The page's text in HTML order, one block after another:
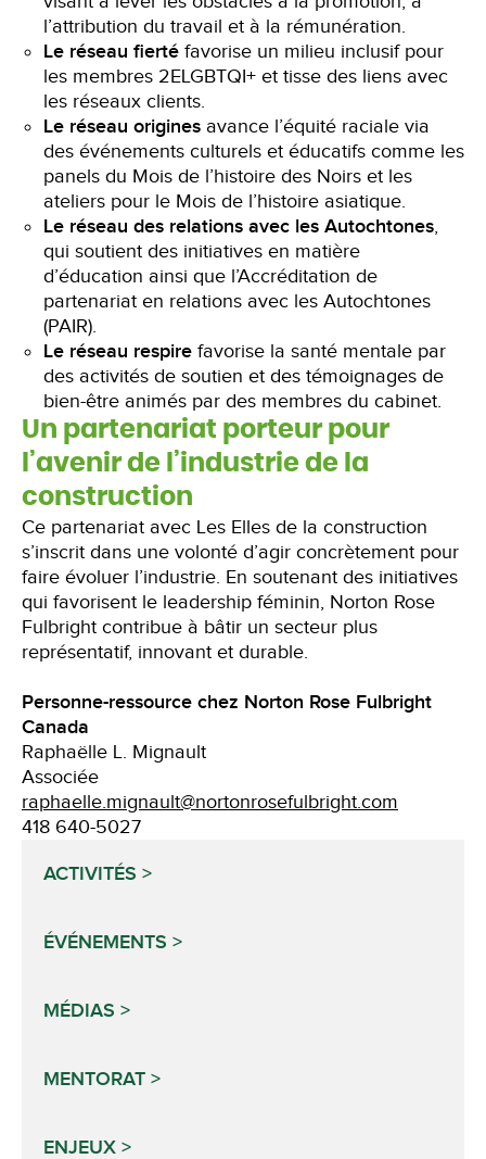
l’attribution du travail et à la rémunération.
Le réseau fierté favorise un milieu inclusif pour
les membres 2ELGBTQI+ et tisse des liens avec
les réseaux clients.
Le réseau origines avance l’équité raciale via
des événements culturels et éducatifs comme les
panels du Mois de l’histoire des Noirs et les
ateliers pour le Mois de l’histoire asiatique.
Le réseau des relations avec les Autochtones,
qui soutient des initiatives en matière
d’éducation ainsi que l’Accréditation de
partenariat en relations avec les Autochtones
(PAIR).
Le réseau respire favorise la santé mentale par
des activités de soutien et des témoignages de
bien-être animés par des membres du cabinet.
Un partenariat porteur pour
l’avenir de l’industrie de la
construction
Ce partenariat avec Les Elles de la construction
s’inscrit dans une volonté d’agir concrètement pour
faire évoluer l’industrie. En soutenant des initiatives
qui favorisent le leadership féminin, Norton Rose
Fulbright contribue à bâtir un secteur plus
représentatif, innovant et durable.
Personne-ressource chez Norton Rose Fulbright
Canada
Raphaëlle L. Mignault
Associée
raphaelle.mignault@nortonrosefulbright.com
418 640-5027
ACTIVITÉS
ÉVÉNEMENTS
MÉDIAS
MENTORAT
ENJEUX